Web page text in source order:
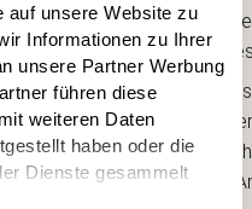
auf unsere Website zu
Informationen zu Ihrer
unsere Partner Werbung
führen diese
weiteren Daten
haben oder die
Dienste gesammelt
12163
(Ecke
-->